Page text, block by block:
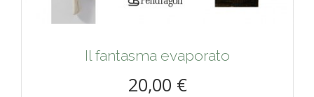
Il fantasma evaporato
20,00 €